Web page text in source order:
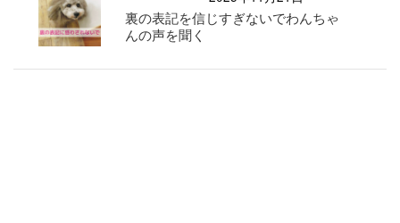
裏の表記を信じすぎないでわんちゃ
んの声を聞く